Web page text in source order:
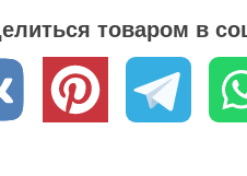
товаром в